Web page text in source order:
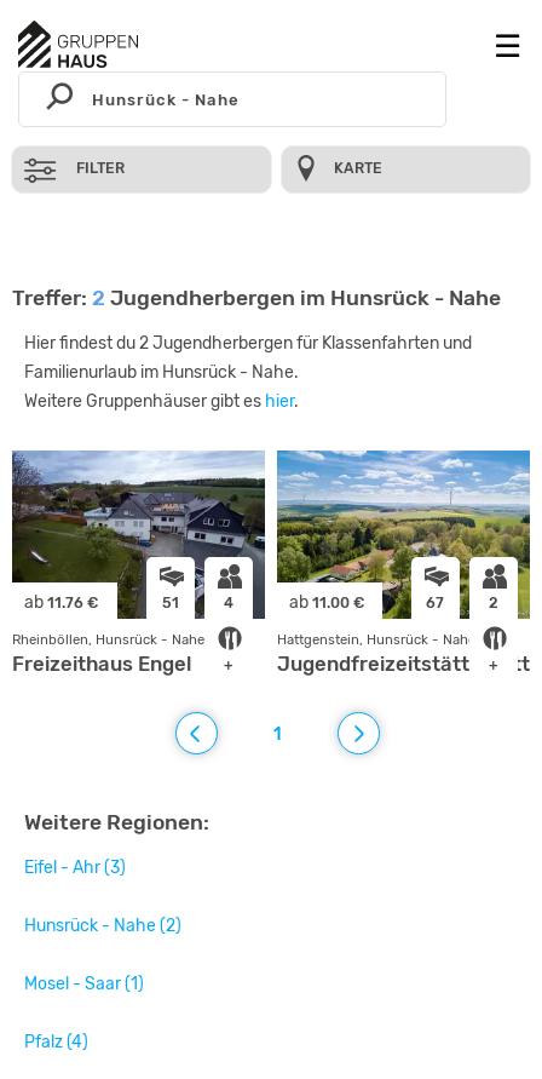
FILTER KARTE
Treffer: 2 Jugendherbergen im Hunsrück - Nahe
Hier findest du 2 Jugendherbergen für Klassenfahrten und
Familienurlaub im Hunsrück - Nahe.
Weitere Gruppenhäuser gibt es hier.
ab 11.76 € 51 4
+
Rheinböllen, Hunsrück - Nahe
Freizeithaus Engel
ab 11.00 € 67 2
+
Hattgenstein, Hunsrück - Nahe
Jugendfreizeitstätte
1
Weitere Regionen:
Eifel - Ahr (3)
Hunsrück - Nahe (2)
Mosel - Saar (1)
Pfalz (4)